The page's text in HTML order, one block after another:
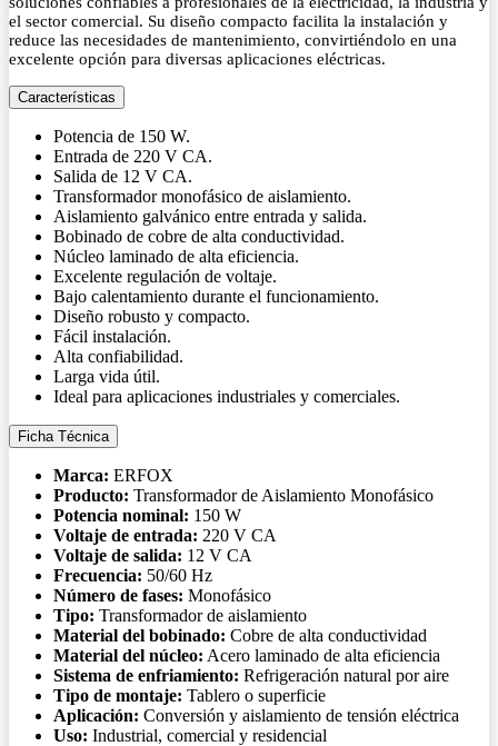
el sector comercial. Su diseño compacto facilita la instalación y
reduce las necesidades de mantenimiento, convirtiéndolo en una
excelente opción para diversas aplicaciones eléctricas.
Características
Potencia de 150 W.
Entrada de 220 V CA.
Salida de 12 V CA.
Transformador monofásico de aislamiento.
Aislamiento galvánico entre entrada y salida.
Bobinado de cobre de alta conductividad.
Núcleo laminado de alta eficiencia.
Excelente regulación de voltaje.
Bajo calentamiento durante el funcionamiento.
Diseño robusto y compacto.
Fácil instalación.
Alta confiabilidad.
Larga vida útil.
Ideal para aplicaciones industriales y comerciales.
Ficha Técnica
Marca: ERFOX
Producto: Transformador de Aislamiento Monofásico
Potencia nominal: 150 W
Voltaje de entrada: 220 V CA
Voltaje de salida: 12 V CA
Frecuencia: 50/60 Hz
Número de fases: Monofásico
Tipo: Transformador de aislamiento
Material del bobinado: Cobre de alta conductividad
Material del núcleo: Acero laminado de alta eficiencia
Sistema de enfriamiento: Refrigeración natural por aire
Tipo de montaje: Tablero o superficie
Aplicación: Conversión y aislamiento de tensión eléctrica
Uso: Industrial, comercial y residencial